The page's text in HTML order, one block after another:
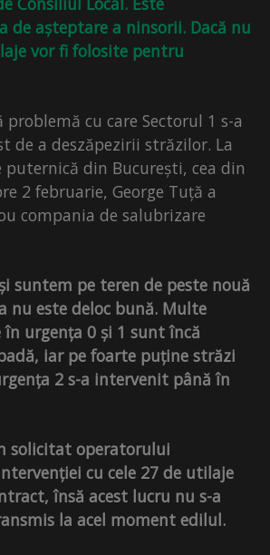
de așteptare a ninsorii. Dacă nu
vor fi folosite pentru
problemă cu care Sectorul 1 s-a
de a deszăpezirii străzilor. La
din București, cea din
2 februarie, George Tuță a
compania de salubrizare
suntem pe teren de peste nouă
nu este deloc bună. Multe
urgența 0 și 1 sunt încă
iar pe foarte puține străzi
2 s-a intervenit până în
solicitat operatorului
cu cele 27 de utilaje
însă acest lucru nu s-a
la acel moment edilul.